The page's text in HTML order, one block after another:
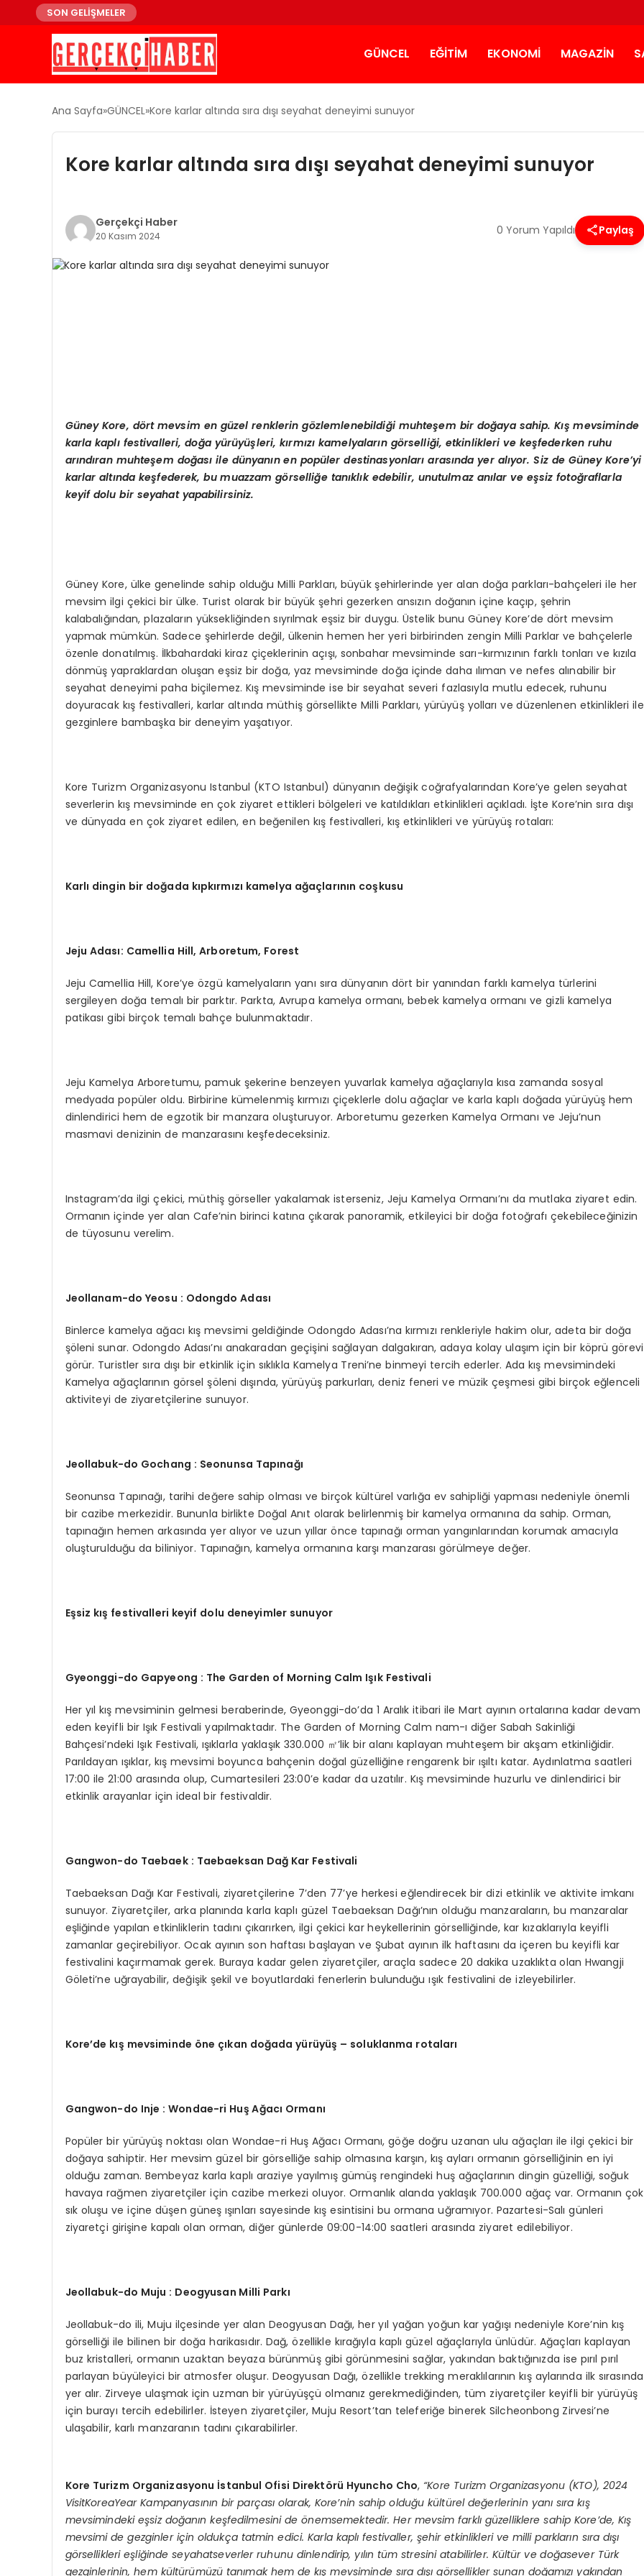
SON GELİŞMELER
GÜNCEL EĞITIM EKONOMI MAGAZIN
Ana Sayfa GÜNCEL Kore karlar altında sıra dışı seyahat deneyimi sunuyor
Kore karlar altında sıra dışı seyahat deneyimi sunuyor
Gerçekçi Haber
20 Kasım 2024 0 Yorum Yapıldı Paylaş
Güney Kore, dört mevsim en güzel renklerin gözlemlenebildiği muhteşem bir doğaya sahip. Kış mevsiminde
karla kaplı festivalleri, doğa yürüyüşleri, kırmızı kamelyaların görselliği, etkinlikleri ve keşfederken ruhu
arındıran muhteşem doğası ile dünyanın en popüler destinasyonları arasında yer alıyor. Siz de Güney Kore’yi
karlar altında keşfederek, bu muazzam görselliğe tanıklık edebilir, unutulmaz anılar ve eşsiz fotoğraflarla
keyif dolu bir seyahat yapabilirsiniz.
Güney Kore, ülke genelinde sahip olduğu Milli Parkları, büyük şehirlerinde yer alan doğa parkları-bahçeleri ile her
mevsim ilgi çekici bir ülke. Turist olarak bir büyük şehri gezerken ansızın doğanın içine kaçıp, şehrin
kalabalığından, plazaların yüksekliğinden sıyrılmak eşsiz bir duygu. Üstelik bunu Güney Kore’de dört mevsim
yapmak mümkün. Sadece şehirlerde değil, ülkenin hemen her yeri birbirinden zengin Milli Parklar ve bahçelerle
özenle donatılmış. İlkbahardaki kiraz çiçeklerinin açışı, sonbahar mevsiminde sarı-kırmızının farklı tonları ve kızıla
dönmüş yapraklardan oluşan eşsiz bir doğa, yaz mevsiminde doğa içinde daha ılıman ve nefes alınabilir bir
seyahat deneyimi paha biçilemez. Kış mevsiminde ise bir seyahat severi fazlasıyla mutlu edecek, ruhunu
doyuracak kış festivalleri, karlar altında müthiş görsellikte Milli Parkları, yürüyüş yolları ve düzenlenen etkinlikleri ile
gezginlere bambaşka bir deneyim yaşatıyor.
Kore Turizm Organizasyonu Istanbul (KTO Istanbul) dünyanın değişik coğrafyalarından Kore’ye gelen seyahat
severlerin kış mevsiminde en çok ziyaret ettikleri bölgeleri ve katıldıkları etkinlikleri açıkladı. İşte Kore’nin sıra dışı
ve dünyada en çok ziyaret edilen, en beğenilen kış festivalleri, kış etkinlikleri ve yürüyüş rotaları:
Karlı dingin bir doğada kıpkırmızı kamelya ağaçlarının coşkusu
Jeju Adası: Camellia Hill, Arboretum, Forest
Jeju Camellia Hill, Kore’ye özgü kamelyaların yanı sıra dünyanın dört bir yanından farklı kamelya türlerini
sergileyen doğa temalı bir parktır. Parkta, Avrupa kamelya ormanı, bebek kamelya ormanı ve gizli kamelya
patikası gibi birçok temalı bahçe bulunmaktadır.
Jeju Kamelya Arboretumu, pamuk şekerine benzeyen yuvarlak kamelya ağaçlarıyla kısa zamanda sosyal
medyada popüler oldu. Birbirine kümelenmiş kırmızı çiçeklerle dolu ağaçlar ve karla kaplı doğada yürüyüş hem
dinlendirici hem de egzotik bir manzara oluşturuyor. Arboretumu gezerken Kamelya Ormanı ve Jeju’nun
masmavi denizinin de manzarasını keşfedeceksiniz.
Instagram’da ilgi çekici, müthiş görseller yakalamak isterseniz, Jeju Kamelya Ormanı’nı da mutlaka ziyaret edin.
Ormanın içinde yer alan Cafe’nin birinci katına çıkarak panoramik, etkileyici bir doğa fotoğrafı çekebileceğinizin
de tüyosunu verelim.
Jeollanam-do Yeosu : Odongdo Adası
Binlerce kamelya ağacı kış mevsimi geldiğinde Odongdo Adası’na kırmızı renkleriyle hakim olur, adeta bir doğa
şöleni sunar. Odongdo Adası’nı anakaradan geçişini sağlayan dalgakıran, adaya kolay ulaşım için bir köprü görevi
görür. Turistler sıra dışı bir etkinlik için sıklıkla Kamelya Treni’ne binmeyi tercih ederler. Ada kış mevsimindeki
Kamelya ağaçlarının görsel şöleni dışında, yürüyüş parkurları, deniz feneri ve müzik çeşmesi gibi birçok eğlenceli
aktiviteyi de ziyaretçilerine sunuyor.
Jeollabuk-do Gochang : Seonunsa Tapınağı
Seonunsa Tapınağı, tarihi değere sahip olması ve birçok kültürel varlığa ev sahipliği yapması nedeniyle önemli
bir cazibe merkezidir. Bununla birlikte Doğal Anıt olarak belirlenmiş bir kamelya ormanına da sahip. Orman,
tapınağın hemen arkasında yer alıyor ve uzun yıllar önce tapınağı orman yangınlarından korumak amacıyla
oluşturulduğu da biliniyor. Tapınağın, kamelya ormanına karşı manzarası görülmeye değer.
Eşsiz kış festivalleri keyif dolu deneyimler sunuyor
Gyeonggi-do Gapyeong : The Garden of Morning Calm Işık Festivali
Her yıl kış mevsiminin gelmesi beraberinde, Gyeonggi-do’da 1 Aralık itibari ile Mart ayının ortalarına kadar devam
eden keyifli bir Işık Festivali yapılmaktadır. The Garden of Morning Calm nam-ı diğer Sabah Sakinliği
Bahçesi’ndeki Işık Festivali, ışıklarla yaklaşık 330.000 ㎡’lik bir alanı kaplayan muhteşem bir akşam etkinliğidir.
Parıldayan ışıklar, kış mevsimi boyunca bahçenin doğal güzelliğine rengarenk bir ışıltı katar. Aydınlatma saatleri
17:00 ile 21:00 arasında olup, Cumartesileri 23:00’e kadar da uzatılır. Kış mevsiminde huzurlu ve dinlendirici bir
etkinlik arayanlar için ideal bir festivaldir.
Gangwon-do Taebaek : Taebaeksan Dağ Kar Festivali
Taebaeksan Dağı Kar Festivali, ziyaretçilerine 7’den 77’ye herkesi eğlendirecek bir dizi etkinlik ve aktivite imkanı
sunuyor. Ziyaretçiler, arka planında karla kaplı güzel Taebaeksan Dağı’nın olduğu manzaraların, bu manzaralar
eşliğinde yapılan etkinliklerin tadını çıkarırken, ilgi çekici kar heykellerinin görselliğinde, kar kızaklarıyla keyifli
zamanlar geçirebiliyor. Ocak ayının son haftası başlayan ve Şubat ayının ilk haftasını da içeren bu keyifli kar
festivalini kaçırmamak gerek. Buraya kadar gelen ziyaretçiler, araçla sadece 20 dakika uzaklıkta olan Hwangji
Göleti’ne uğrayabilir, değişik şekil ve boyutlardaki fenerlerin bulunduğu ışık festivalini de izleyebilirler.
Kore’de kış mevsiminde öne çıkan doğadayürüyüş – soluklanma rotaları
Gangwon-do Inje : Wondae-ri Huş Ağacı Ormanı
Popüler bir yürüyüş noktası olan Wondae-ri Huş Ağacı Ormanı, göğe doğru uzanan ulu ağaçları ile ilgi çekici bir
doğaya sahiptir. Her mevsim güzel bir görselliğe sahip olmasına karşın, kış ayları ormanın görselliğinin en iyi
olduğu zaman. Bembeyaz karla kaplı araziye yayılmış gümüş rengindeki huş ağaçlarının dingin güzelliği, soğuk
havaya rağmen ziyaretçiler için cazibe merkezi oluyor. Ormanlık alanda yaklaşık 700.000 ağaç var. Ormanın çok
sık oluşu ve içine düşen güneş ışınları sayesinde kış esintisini bu ormana uğramıyor. Pazartesi-Salı günleri
ziyaretçi girişine kapalı olan orman, diğer günlerde 09:00-14:00 saatleri arasında ziyaret edilebiliyor.
Jeollabuk-do Muju : Deogyusan Milli Parkı
Jeollabuk-do ili, Muju ilçesinde yer alan Deogyusan Dağı, her yıl yağan yoğun kar yağışı nedeniyle Kore’nin kış
görselliği ile bilinen bir doğa harikasıdır. Dağ, özellikle kırağıyla kaplı güzel ağaçlarıyla ünlüdür. Ağaçları kaplayan
buz kristalleri, ormanın uzaktan beyaza bürünmüş gibi görünmesini sağlar, yakından baktığınızda ise pırıl pırıl
parlayan büyüleyici bir atmosfer oluşur. Deogyusan Dağı, özellikle trekking meraklılarının kış aylarında ilk sırasında
yer alır. Zirveye ulaşmak için uzman bir yürüyüşçü olmanız gerekmediğinden, tüm ziyaretçiler keyifli bir yürüyüş
için burayı tercih edebilirler. İsteyen ziyaretçiler, Muju Resort’tan teleferiğe binerek Silcheonbong Zirvesi’ne
ulaşabilir, karlı manzaranın tadını çıkarabilirler.
Kore Turizm Organizasyonu İstanbul Ofisi Direktörü Hyuncho Cho, “Kore Turizm Organizasyonu (KTO), 2024
VisitKoreaYear Kampanyasının bir parçası olarak, Kore’nin sahip olduğu kültürel değerlerinin yanı sıra kış
mevsimindeki eşsiz doğanın keşfedilmesini deönemsemektedir. Her mevsim farklı güzelliklere sahip Kore’de, Kış
mevsimi de gezginler için oldukça tatmin edici. Karla kaplıfestivaller, şehir etkinlikleri ve milli parkların sıra dışı
görsellikleri eşliğinde seyahatseverler ruhunu dinlendirip, yılın tüm stresini atabilirler. Kültür ve doğasever Türk
gezginlerinin, hem kültürümüzü tanımak hem de kış mevsiminde sıra dışı görsellikler sunan doğamızı yakından